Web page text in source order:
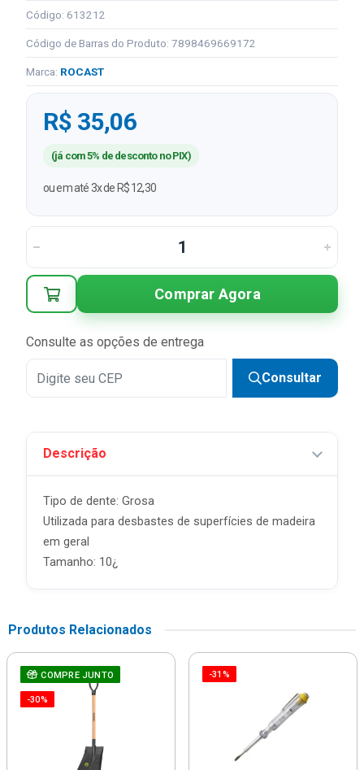
Código: 613212
Código de Barras do Produto: 7898469669172
Marca: ROCAST
R$ 35,06
(já com 5% de desconto no PIX)
ou em até 3x de R$ 12,30
Comprar Agora
Consulte as opções de entrega
Consultar
Descrição
Tipo de dente: Grosa
Utilizada para desbastes de superfícies de madeira
em geral
Tamanho: 10¿
Produtos Relacionados
COMPRE JUNTO
-30%
-31%